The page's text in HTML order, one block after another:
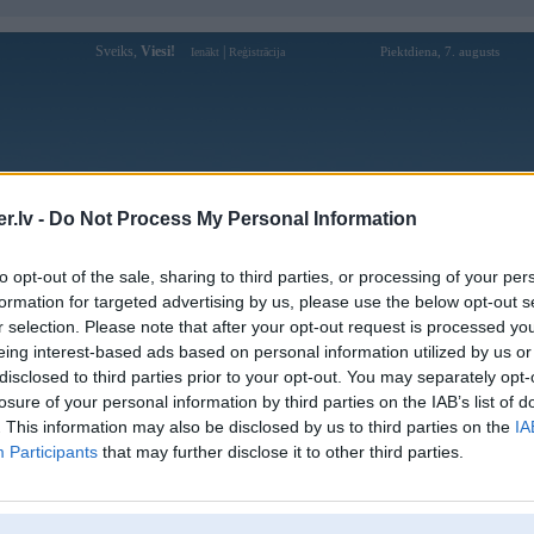
- Do Not Process My Personal Information
opt-out of the sale, sharing to third parties, or processing of your
for targeted advertising by us, please use the below opt-out
selection. Please note that after your opt-out request is processed
interest-based ads based on personal information utilized by us
to third parties prior to your opt-out. You may separately
of your personal information by third parties on the IAB’s list of
This information may also be disclosed by us to third parties on the
Participants that may further disclose it to other third parties.
Sveiks, Viesi! Ienākt Reģistrācija Piektdiena, 7. augusts
Forums Galerijas Reģistrācija Lietotāji
Atbildēt
Ziņojums
09. Dec 2014, 14:03
Sveiki!
Lieta tāda, ka uzņemot ātrumu pie otrā pārnesuma parādās vibrācija no